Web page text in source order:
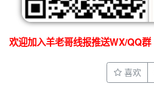
欢迎加入羊老哥线报推送WX/QQ群
喜欢